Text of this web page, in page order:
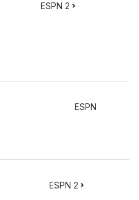
ESPN 2
ESPN
ESPN 2